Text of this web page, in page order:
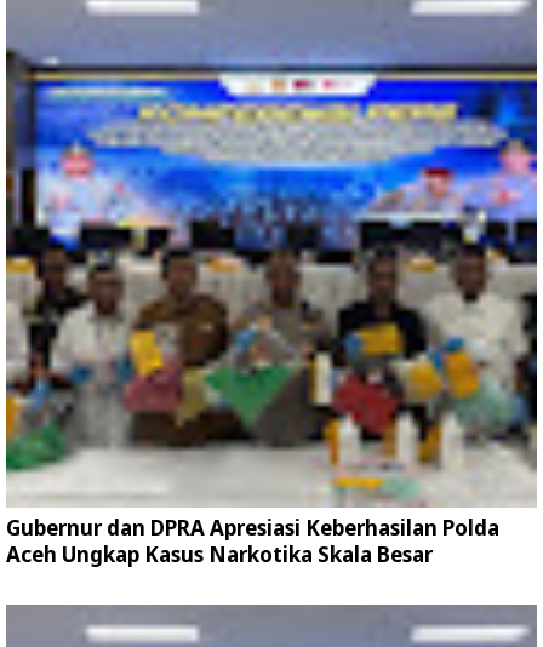
Gubernur dan DPRA Apresiasi Keberhasilan Polda
Aceh Ungkap Kasus Narkotika Skala Besar